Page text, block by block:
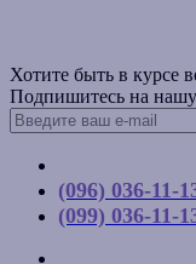
Хотите быть в курсе
Подпишитесь на
(096) 036-11-
(099) 036-11-